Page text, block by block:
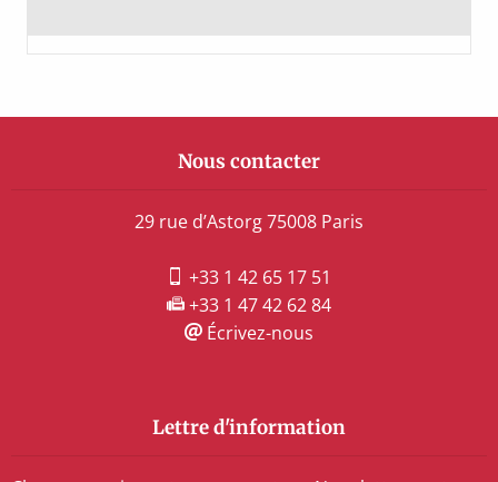
Nous contacter
29 rue d’Astorg 75008 Paris
+33 1 42 65 17 51
+33 1 47 42 62 84
Écrivez-nous
Lettre d'information